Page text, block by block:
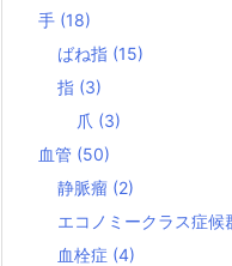
手 (18)
ばね指 (15)
指 (3)
爪 (3)
血管 (50)
静脈瘤 (2)
エコノミークラス症候
血栓症 (4)